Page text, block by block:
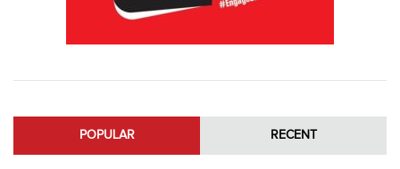
POPULAR RECENT